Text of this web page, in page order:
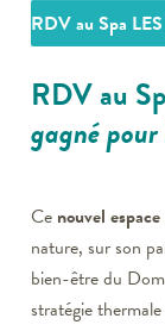
RDV au Spa
RDV au
gagné
Ce nouvel espace
nature, sur son
bien-être du
stratégie